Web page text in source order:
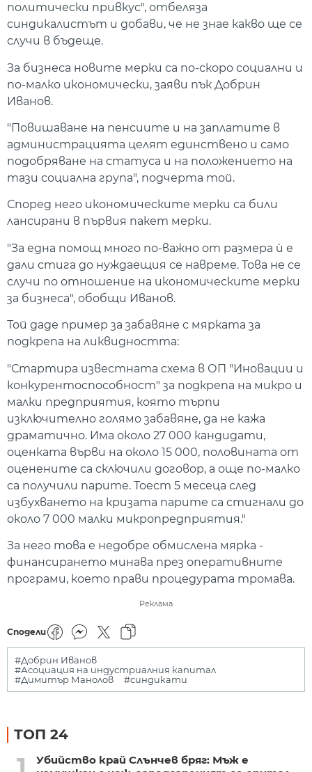
политически привкус", отбеляза
синдикалистът и добави, че не знае какво ще се
случи в бъдеще.
За бизнеса новите мерки са по-скоро социални и
по-малко икономически, заяви пък Добрин
Иванов.
"Повишаване на пенсиите и на заплатите в
администрацията целят единствено и само
подобряване на статуса и на положението на
тази социална група", подчерта той.
Според него икономическите мерки са били
лансирани в първия пакет мерки.
"За една помощ много по-важно от размера ѝ е
дали стига до нуждаещия се навреме. Това не се
случи по отношение на икономическите мерки
за бизнеса", обобщи Иванов.
Той даде пример за забавяне с мярката за
подкрепа на ликвидността:
"Стартира известната схема в ОП "Иновации и
конкурентоспособност" за подкрепа на микро и
малки предприятия, която търпи
изключително голямо забавяне, да не кажа
драматично. Има около 27 000 кандидати,
оценката върви на около 15 000, половината от
оценените са сключили договор, а още по-малко
са получили парите. Тоест 5 месеца след
избухването на кризата парите са стигнали до
около 7 000 малки микропредприятия."
За него това е недобре обмислена мярка -
финансирането минава през оперативните
програми, което прави процедурата тромава.
Реклама
Сподели
#Добрин Иванов
#Асоциация на индустриалния капитал
#Димитър Манолов
#синдикати
ТОП 24
Убийство край Слънчев бряг: Мъж е